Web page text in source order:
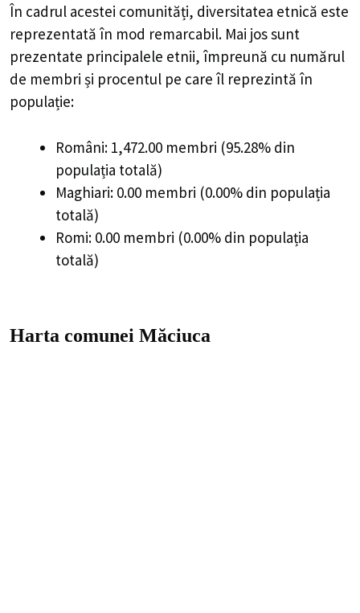
În cadrul acestei comunități, diversitatea etnică este
reprezentată în mod remarcabil. Mai jos sunt
prezentate principalele etnii, împreună cu numărul
de membri și procentul pe care îl reprezintă în
populație:
Români: 1,472.00 membri (95.28% din
populația totală)
Maghiari: 0.00 membri (0.00% din populația
totală)
Romi: 0.00 membri (0.00% din populația
totală)
Harta comunei Măciuca